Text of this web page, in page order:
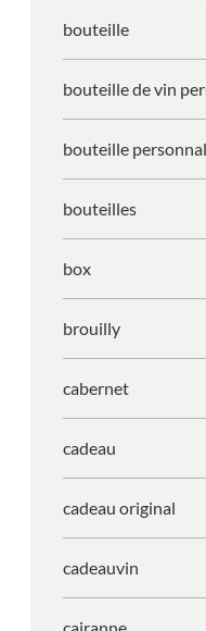
bouteille
bouteille de vin
bouteille
bouteilles
box
brouilly
cabernet
cadeau
cadeau original
cadeauvin